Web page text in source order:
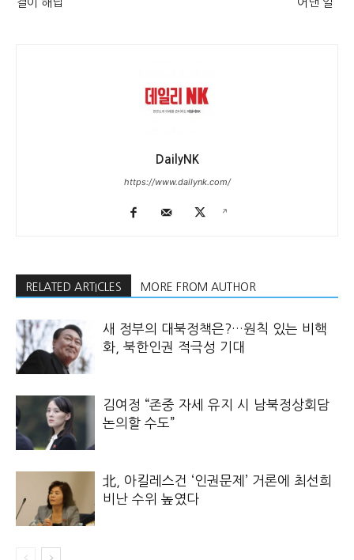
DailyNK
https://www.dailynk.com/
RELATED ARTICLES MORE FROM AUTHOR
새 정부의 대북정책은?…원칙 있는 비핵
화, 북한인권 적극성 기대
김여정 “존중 자세 유지 시 남북정상회담
논의할 수도”
北, 아킬레스건 ‘인권문제’ 거론에 최선희
비난 수위 높였다